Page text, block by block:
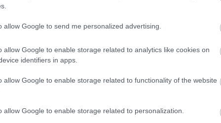
allow Google to send me personalized advertising.
allow Google to enable storage related to analytics like cookies on
identifiers in apps.
allow Google to enable storage related to functionality of the website
allow Google to enable storage related to personalization.
a 112-es segélyhívót, és ne nyúljunk a sérült vagy
a területileg illetékes vadászatra jogosult szervezet
hazavinni vagy más módon eltulajdonítani tilos.